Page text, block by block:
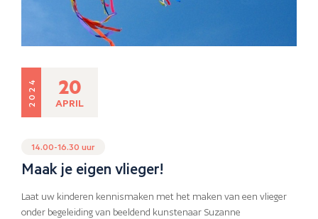
2024 20
APRIL
14.00-16.30 uur
Maak je eigen vlieger!
Laat uw kinderen kennismaken met het maken van een vlieger
onder begeleiding van beeldend kunstenaar Suzanne